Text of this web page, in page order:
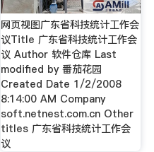
网页视图广东省科技统计工作会
议Title 广东省科技统计工作会
议 Author 软件仓库 Last
modified by 番茄花园
Created Date 1/2/2008
8:14:00 AM Company
soft.netnest.com.cn Other
titles 广东省科技统计工作会
议